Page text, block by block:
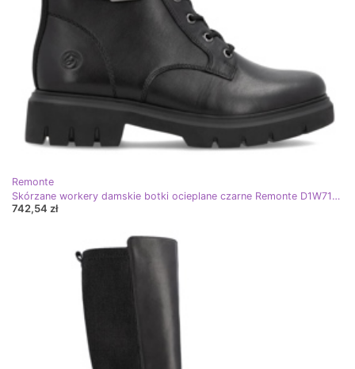
Remonte
Skórzane workery damskie botki ocieplane czarne Remonte D1W71-03
742,54 zł